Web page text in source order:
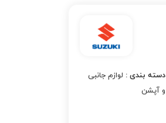
دسته بندی : لوازم جانبی
و آپشن